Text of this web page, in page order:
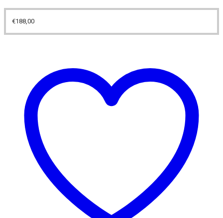
€188,00